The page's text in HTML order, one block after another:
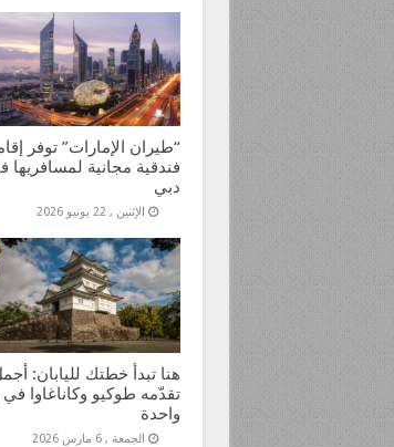
“طيران الإمارات” توفر
فندقية مجانية لمسافريها
دبي
الإثنين , 22 يونيو 2026
هنا تبدأ خطتك لليابان:
تقدّمه طوكيو وكاناغاوا
واحدة
الجمعة , 6 مارس 2026